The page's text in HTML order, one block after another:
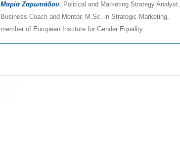
Μαρία Ζαρωτιάδου, Political and Marketing Strategy Analyst,
Business Coach and Mentor, M.Sc. in Strategic Marketing,
member of European Institute for Gender Equality